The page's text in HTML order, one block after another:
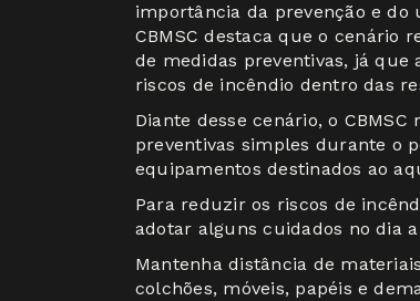
importância da prevenção e do
CBMSC destaca que o cenário
de medidas preventivas, já
riscos de incêndio dentro das
Diante desse cenário, o
preventivas simples durante o
equipamentos destinados ao
Para reduzir os riscos de
adotar alguns cuidados no dia a
Mantenha distância de
colchões, móveis, papéis e